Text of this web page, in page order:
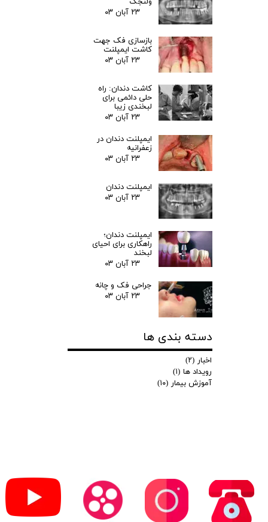
۲۳ آبان ۰۳
بازسازی فک جهت
کاشت ایمپلنت
۲۳ آبان ۰۳
کاشت دندان: راه
حلی دائمی برای
لبخندی زیبا
۲۳ آبان ۰۳
ایمپلنت دندان در
زعفرانیه
۲۳ آبان ۰۳
ایمپلنت دندان
۲۳ آبان ۰۳
ایمپلنت دندان؛
راهکاری برای احیای
لبخند
۲۳ آبان ۰۳
جراحی فک و چانه
۲۳ آبان ۰۳
دسته بندی ها
اخبار (۲)
رویداد ها (۱)
آموزش بیمار (۱۰)